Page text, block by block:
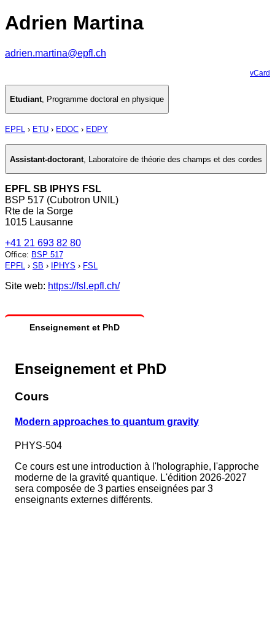
Adrien Martina
adrien.martina@epfl.ch
vCard
Etudiant, Programme doctoral en physique
EPFL › ETU › EDOC › EDPY
Assistant-doctorant Laboratoire de théorie des champs et des cordes
EPFL SB IPHYS FSL
BSP 517 (Cubotron UNIL)
Rte de la Sorge
1015 Lausanne
+41 21 693 82 80
Office: BSP 517
EPFL › SB › IPHYS › FSL
Site web: https://fsl.epfl.ch/
Enseignement et PhD
Enseignement et PhD
Cours
Modern approaches to quantum gravity
PHYS-504
Ce cours est une introduction à l'holographie, l'approche
moderne de la gravité quantique. L'édition 2026-2027
sera composée de 3 parties enseignées par 3
enseignants externes différents.